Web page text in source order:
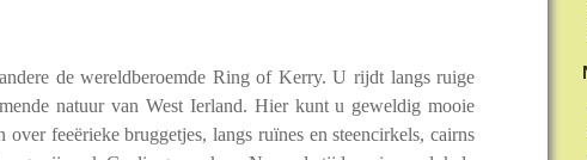
de wereldberoemde Ring of Kerry. U rijdt langs ruige
natuur van West Ierland. Hier kunt u geweldig mooie
feeërieke bruggetjes, langs ruïnes en steencirkels, cairns